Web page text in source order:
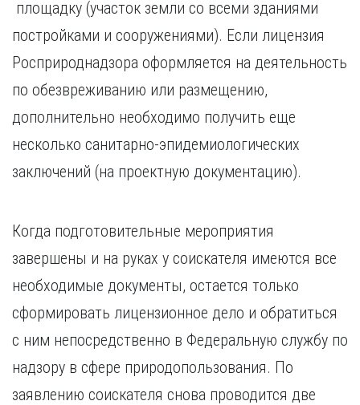
площадку (участок земли со всеми зданиями
постройками и сооружениями). Если лицензия
Росприроднадзора оформляется на деятельность
по обезвреживанию или размещению,
дополнительно необходимо получить еще
несколько санитарно-эпидемиологических
заключений (на проектную документацию).
Когда подготовительные мероприятия
завершены и на руках у соискателя имеются все
необходимые документы, остается только
сформировать лицензионное дело и обратиться
с ним непосредственно в Федеральную службу по
надзору в сфере природопользования. По
заявлению соискателя снова проводится две